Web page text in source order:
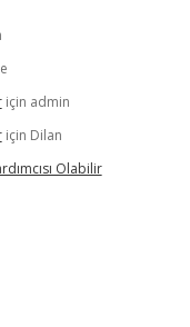
için admin
için Dilan
Olabilir